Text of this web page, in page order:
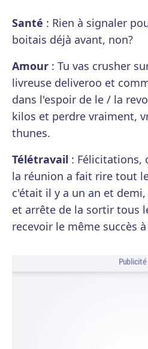
Santé : Rien à signaler
boitais déjà avant, non?
Amour : Tu vas crusher
livreuse deliveroo et
dans l'espoir de le / la
kilos et perdre vraiment,
thunes.
Télétravail : Félicitations,
la réunion a fait rire tout
c'était il y a un an et
et arrête de la sortir tous
recevoir le même succès
Publicité